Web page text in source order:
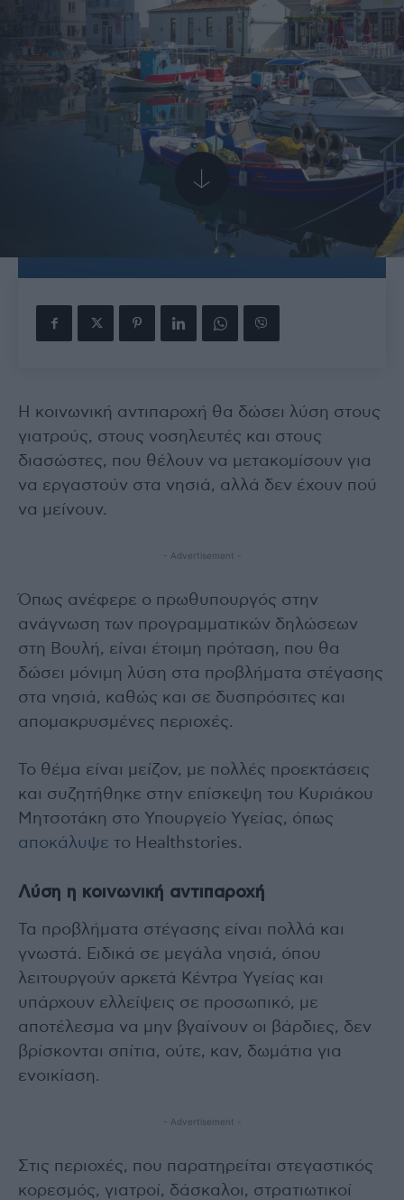
Η κοινωνική αντιπαροχή θα δώσει λύση στους
γιατρούς, στους νοσηλευτές και στους
διασώστες, που θέλουν να μετακομίσουν για
να εργαστούν στα νησιά, αλλά δεν έχουν πού
να μείνουν.
- Advertisement -
Όπως ανέφερε ο πρωθυπουργός στην
ανάγνωση των προγραμματικών δηλώσεων
στη Βουλή, είναι έτοιμη πρόταση, που θα
δώσει μόνιμη λύση στα προβλήματα στέγασης
στα νησιά, καθώς και σε δυσπρόσιτες και
απομακρυσμένες περιοχές.
Το θέμα είναι μείζον, με πολλές προεκτάσεις
και συζητήθηκε στην επίσκεψη του Κυριάκου
Μητσοτάκη στο Υπουργείο Υγείας, όπως
αποκάλυψε το Healthstories.
Λύση η κοινωνική αντιπαροχή
Τα προβλήματα στέγασης είναι πολλά και
γνωστά. Ειδικά σε μεγάλα νησιά, όπου
λειτουργούν αρκετά Κέντρα Υγείας και
υπάρχουν ελλείψεις σε προσωπικό, με
αποτέλεσμα να μην βγαίνουν οι βάρδιες, δεν
βρίσκονται σπίτια, ούτε, καν, δωμάτια για
ενοικίαση.
- Advertisement -
Στις περιοχές, που παρατηρείται στεγαστικός
κορεσμός, γιατροί, δάσκαλοι, στρατιωτικοί